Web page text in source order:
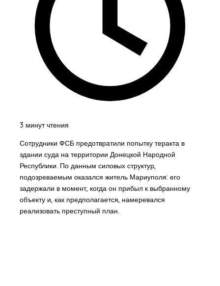
3 минут чтения
Сотрудники ФСБ предотвратили попытку теракта в
здании суда на территории Донецкой Народной
Республики. По данным силовых структур,
подозреваемым оказался житель Мариуполя: его
задержали в момент, когда он прибыл к выбранному
объекту и, как предполагается, намеревался
реализовать преступный план.